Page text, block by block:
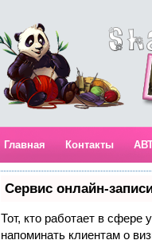
Главная Контакты
Сервис онлайн-
Тот, кто работает в сфере
напоминать клиентам о